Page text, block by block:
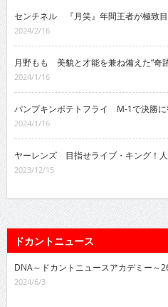
センチネル 『月笑』年間王者が極致
2024/2/16
月野もも 美貌と才能を兼ね備えた“奇
2024/1/16
パンプキンポテトフライ M-1で決勝に
2024/1/16
ヤーレンズ 目指せライブ・キング！
2023/12/15
ドカントニュース
DNA～ドカントニュースアカデミー～
2024/6/3